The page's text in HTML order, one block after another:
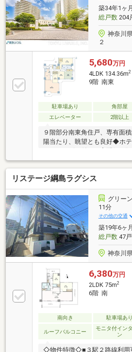
探しをお手伝いします
ご相談はお気軽にお問い合わ
築34年1ヶ
総戸数204
神奈川
２
5,680万円
4LDK 134.36m2
9階 南東
駐車場あり 角部屋
エレベーター
2階以上
９階部分南東角住戸、専有面
陽当たり、眺望とも良好◆ホテ
ございます。・24時間365日
キュリティシステム採用・充
超のリビングダイニングは南、
設けられており、多くの日差
居室６畳以上の広さがありゆ
す。・全居室に面した広々とし
トです。・３ｍ超のワイドな
ンボウルタイプの大型洗面カウ
ター付のトイレ等々、見どころ
リステージ綱島ラグシス
グリー
11分
その他の交通
築19年6ヶ
総戸数47戸
神奈川
6,380万円
2LDK 75m2
6階 南
南向き 駐車場あり
ルーフバルコニー
モニタ付イン
ン
◇物件特徴◇■３駅２路線利